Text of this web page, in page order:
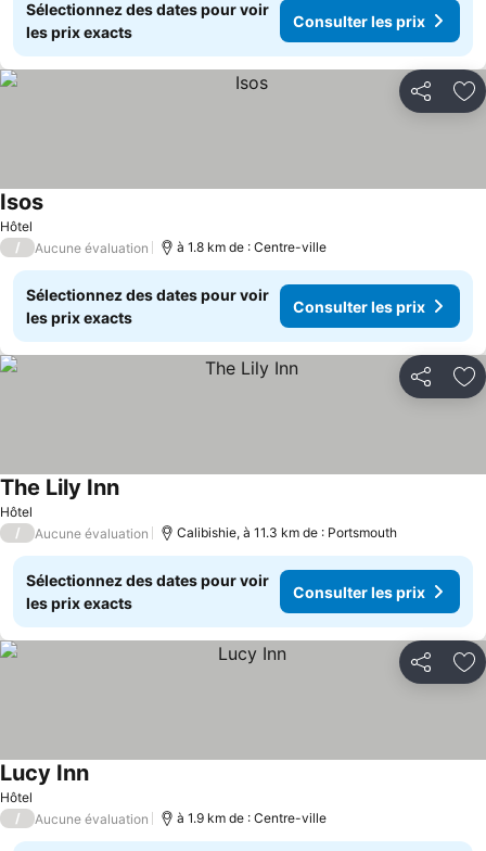
Sélectionnez des dates pour voir
les prix exacts
Consulter les prix
Partager
Hôtel
Isos
/ Aucune évaluation à 1.8 km de : Centre-ville
Sélectionnez des dates pour voir
les prix exacts
Consulter les prix
Partager
Hôtel
The Lily Inn
/ Aucune évaluation Calibishie, à 11.3 km de : Portsmouth
Sélectionnez des dates pour voir
les prix exacts
Consulter les prix
Partager
Hôtel
Lucy Inn
/ Aucune évaluation à 1.9 km de : Centre-ville